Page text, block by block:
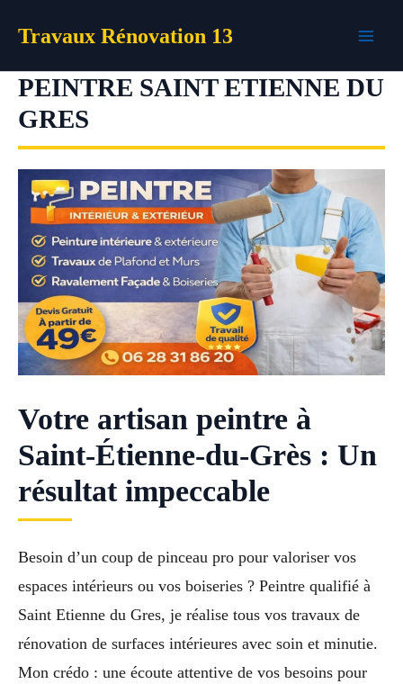
Travaux Rénovation 13
PEINTRE SAINT ETIENNE DU
GRES
Votre artisan peintre à
Saint-Étienne-du-Grès : Un
résultat impeccable
Besoin d’un coup de pinceau pro pour valoriser vos
espaces intérieurs ou vos boiseries ? Peintre qualifié à
Saint Etienne du Gres, je réalise tous vos travaux de
rénovation de surfaces intérieures avec soin et minutie.
Mon crédo : une écoute attentive de vos besoins pour